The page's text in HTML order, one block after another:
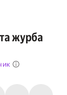
та журба